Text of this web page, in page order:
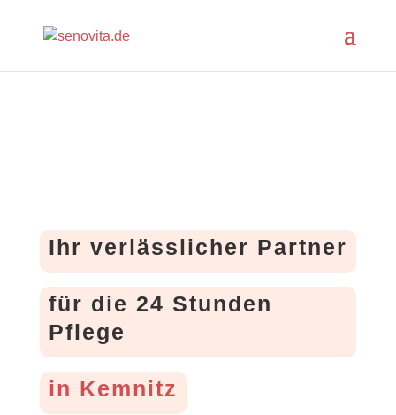
Ihr verlässlicher Partner
für die 24 Stunden
Pflege
in Kemnitz